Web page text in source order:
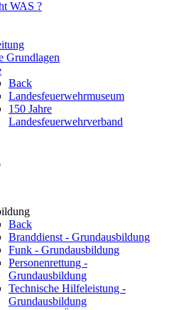
WAS ?
Grundlagen
Back
Landesfeuerwehrmuseum
150 Jahre
Landesfeuerwehrverband
Back
Branddienst - Grundausbildung
Funk - Grundausbildung
Personenrettung -
Grundausbildung
Technische Hilfeleistung -
Grundausbildung